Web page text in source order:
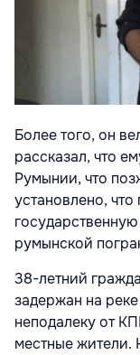
Более того, он
рассказал, что
Румынии, что
установлено,
румынской
38-летний
задержан на
неподалеку от
местные жители.